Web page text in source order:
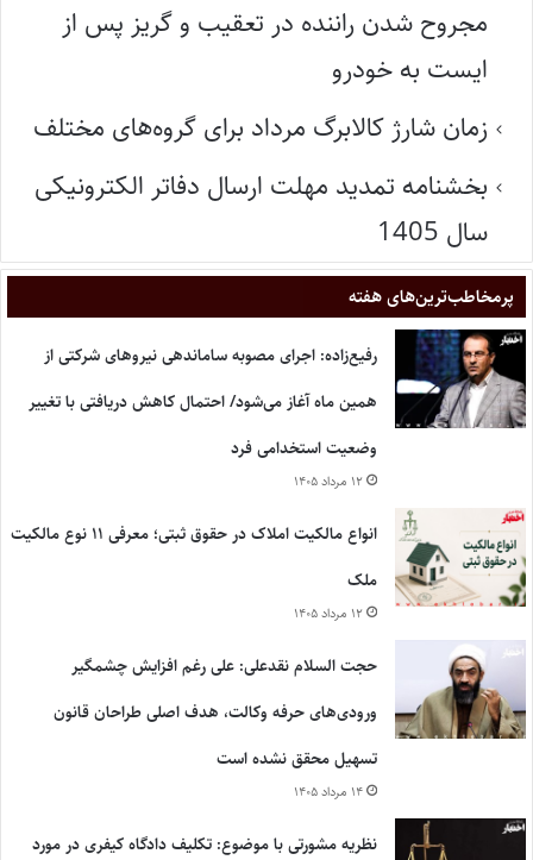
مجروح شدن راننده در تعقیب و گریز پس از
ایست به خودرو
زمان شارژ کالابرگ مرداد برای گروه‌های مختلف
بخشنامه تمدید مهلت ارسال دفاتر الکترونیکی
سال 1405
پر‌مخاطب‌ترین‌های هفته
رفیع‌زاده: اجرای مصوبه ساماندهی نیروهای شرکتی از
همین ماه آغاز می‌شود/ احتمال کاهش دریافتی با تغییر
وضعیت استخدامی فرد
۱۲ مرداد ۱۴۰۵
انواع مالکیت املاک در حقوق ثبتی؛ معرفی ۱۱ نوع مالکیت
ملک
۱۲ مرداد ۱۴۰۵
حجت السلام نقدعلی: علی رغم افزایش چشمگیر
ورودی‌های حرفه وکالت، هدف اصلی طراحان قانون
تسهیل محقق نشده است
۱۴ مرداد ۱۴۰۵
نظریه مشورتی با موضوع: تکلیف دادگاه کیفری در مورد